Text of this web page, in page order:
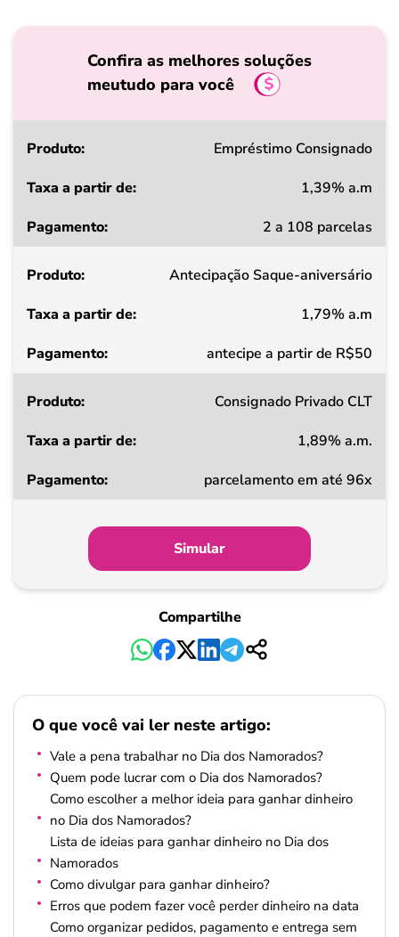
Confira as melhores soluções
meutudo para você
Produto
a
de
Pagamento
Empréstimo Consignado
1,39% a.m
2 a 108 parcelas
Antecipação Saque-aniversário
1,79% a.m
antecipe a partir de R$50
Consignado Privado CLT
1,89% a.m.
parcelamento em até 96x
Simular
Compartilhe
O que você vai ler neste artigo:
Vale a pena trabalhar no Dia dos Namorados?
Quem pode lucrar com o Dia dos Namorados?
Como escolher a melhor ideia para ganhar dinheiro
no Dia dos Namorados?
Lista de ideias para ganhar dinheiro no Dia dos
Namorados
Como divulgar para ganhar dinheiro?
Erros que podem fazer você perder dinheiro na data
Como organizar pedidos, pagamento e entrega sem